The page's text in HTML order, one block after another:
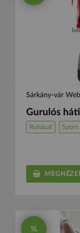
Sárkány-vár
Gurulós
Ruházat Sport
%